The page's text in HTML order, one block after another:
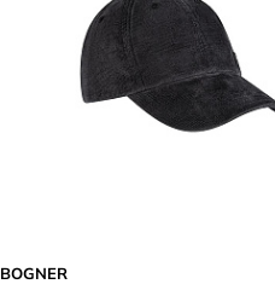
BOGNER